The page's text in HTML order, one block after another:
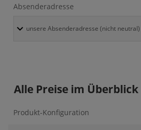
Absenderadresse
Alle Preise im Überblick
Produkt-Konfiguration